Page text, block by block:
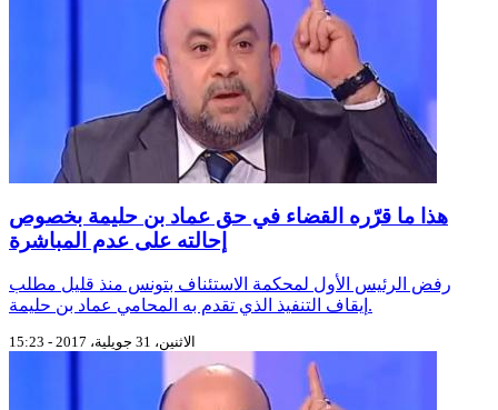
هذا ما قرّره القضاء في حق عماد بن حليمة بخصوص
إحالته على عدم المباشرة
رفض الرئيس الأول لمحكمة الاستئناف بتونس منذ قليل مطلب
إيقاف التنفيذ الذي تقدم به المحامي عماد بن حليمة.
الاثنين، 31 جويلية، 2017 - 15:23